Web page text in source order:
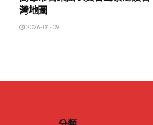
灣地圖
2026-01-09